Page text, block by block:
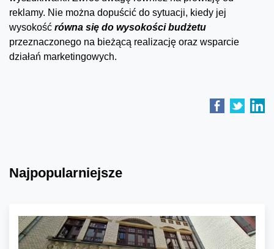
reklamy. Nie można dopuścić do sytuacji, kiedy jej
wysokość równa się do wysokości budżetu
przeznaczonego na bieżącą realizację oraz wsparcie
działań marketingowych.
Najpopularniejsze